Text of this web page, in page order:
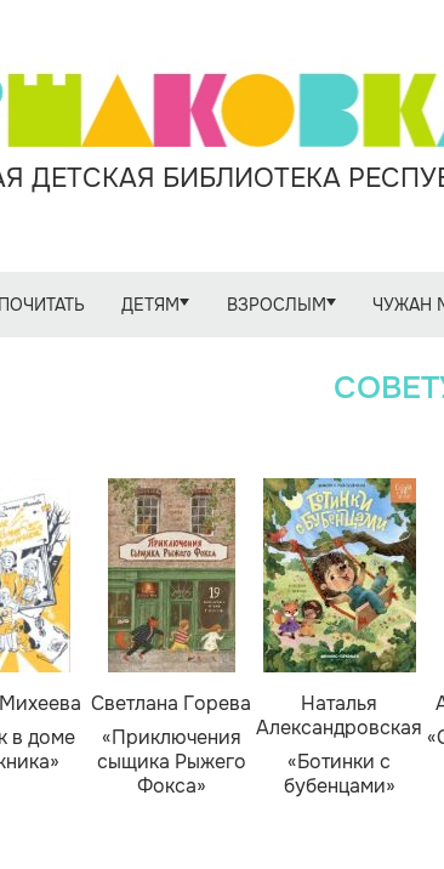
ДЕТСКАЯ БИБЛИОТЕКА
ДЕТЯМ ВЗРОСЛЫМ ЧУЖАН
в доме
Светлана Горева
«Приключения
сыщика Рыжего
Фокса»
Наталья
Александровская
«Ботинки с
бубенцами»